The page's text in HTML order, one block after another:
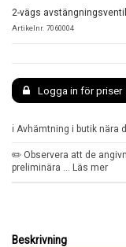
2-vägs
Artikelnr. 7060004
Logga in för priser
ℹ️ Avhämtning i butik nära
✏️ Observera att de
preliminära ... Läs mer
Beskrivning